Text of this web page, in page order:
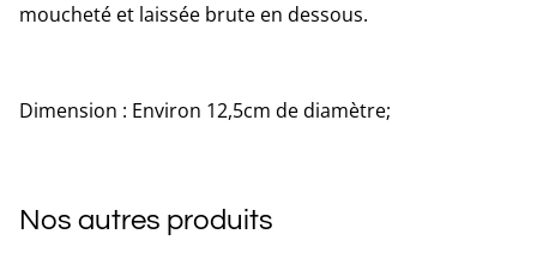
moucheté et laissée brute en dessous.
Dimension : Environ 12,5cm de diamètre;
Nos autres produits